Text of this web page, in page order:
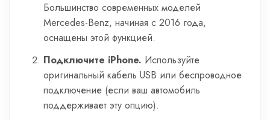
Большинство современных моделей
Mercedes-Benz, начиная с 2016 года,
оснащены этой функцией.
Подключите iPhone. Используйте
оригинальный кабель USB или беспроводное
подключение (если ваш автомобиль
поддерживает эту опцию).